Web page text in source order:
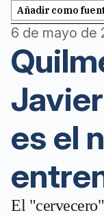
Añadir como
6 de mayo de
es el
El